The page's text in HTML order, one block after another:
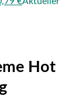
Hot